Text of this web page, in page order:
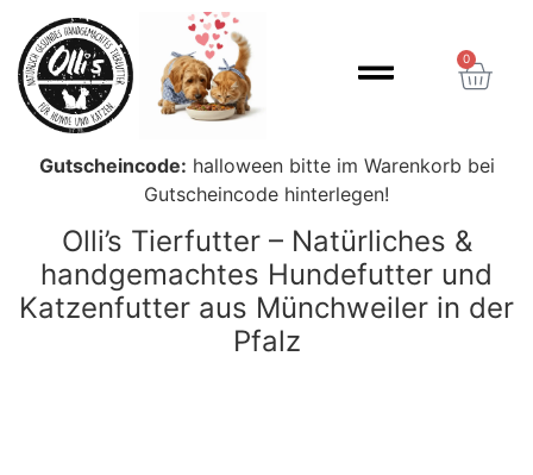
springen
0
Gutscheincode: halloween bitte im Warenkorb bei
Gutscheincode hinterlegen!
Olli’s Tierfutter – Natürliches &
handgemachtes Hundefutter und
Katzenfutter aus Münchweiler in der
Pfalz